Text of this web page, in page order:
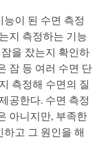
이 된 수면 측정
지 측정하는 기능
을 잤는지 확인하
잠 등 여러 수면 단
측정해 수면의 질
공한다. 수면 측정
아니지만, 부족한
고 그 원인을 해